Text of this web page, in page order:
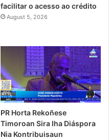
facilitar o acesso ao crédito
August 5, 2026
PR Horta Rekoñese
Timoroan Sira Iha Diáspora
Nia Kontribuisaun